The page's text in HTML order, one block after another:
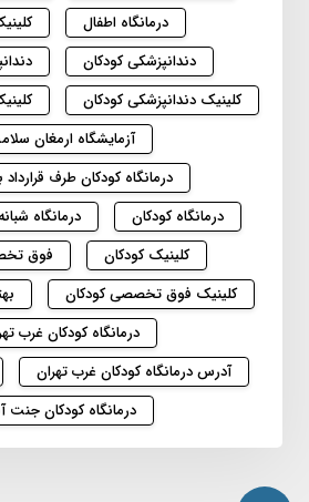
درمانگاه اطفال
دندانپزشکی کودکان
کلینیک دندانپزشکی کودکان
آزمایشگاه ارمغان
درمانگاه کودکان طرف قرارداد
درمانگاه کودکان
درمانگاه
کلینیک کودکان
فوق
کلینیک فوق تخصصی کودکان
درمانگاه کودکان غرب
آدرس درمانگاه کودکان غرب تهران
درمانگاه کودکان جنت